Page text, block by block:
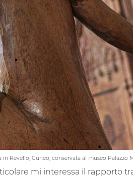
Revello, Cuneo, conservata al museo Palazzo
mi interessa il rapporto